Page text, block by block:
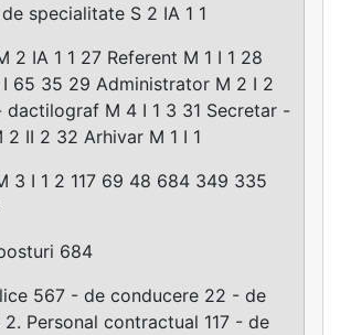
specialitate S 2 IA 1 1
2 IA 1 1 27 Referent M 1 I 1 28
I 65 35 29 Administrator M 2 I 2
dactilograf M 4 I 1 3 31 Secretar -
II 2 32 Arhivar M 1 I 1
3 I 1 2 117 69 48 684 349 335
684
567 - de conducere 22 - de
Personal contractual 117 - de